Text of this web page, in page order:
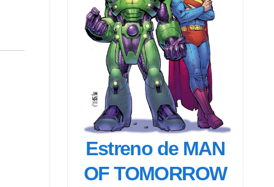
Estreno de MAN
OF TOMORROW